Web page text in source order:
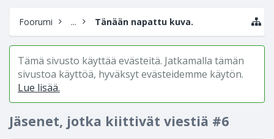
Foorumi ... Tänään napattu kuva.
Tämä sivusto käyttää evästeitä. Jatkamalla tämän
sivustoa käyttöä, hyväksyt evästeidemme käytön.
Lue lisää.
Jäsenet, jotka kiittivät viestiä #6